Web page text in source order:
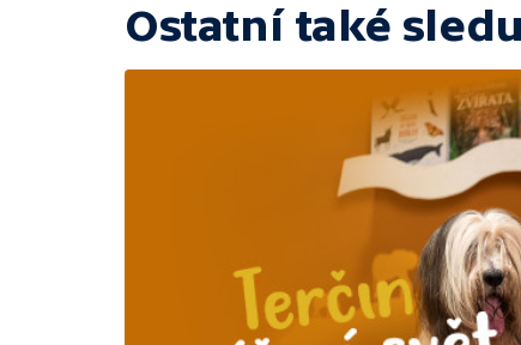
Ostatní také